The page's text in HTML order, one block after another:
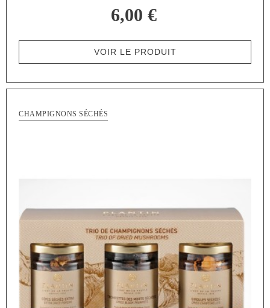
6,00 €
VOIR LE PRODUIT
CHAMPIGNONS SÉCHÉS